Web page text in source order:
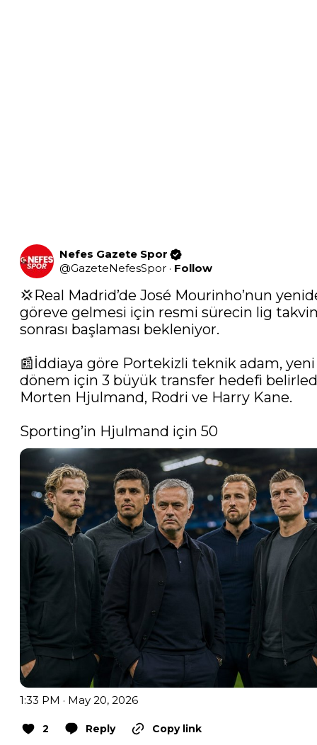
Nefes Gazete Spor
@GazeteNefesSpor · Follow
💢Real Madrid’de José Mourinho’nun
göreve gelmesi için resmi sürecin lig
sonrası başlaması bekleniyor.
📰İddiaya göre Portekizli teknik adam, yeni
dönem için 3 büyük transfer hedefi
Morten Hjulmand, Rodri ve Harry Kane.
Sporting’in Hjulmand için 50
1:33 PM · May 20, 2026
2 Reply Copy link